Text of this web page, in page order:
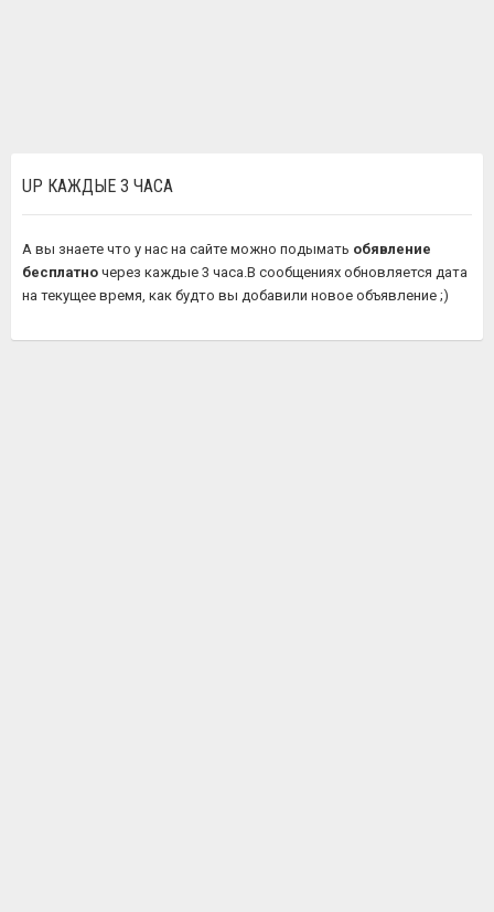
UP КАЖДЫЕ 3 ЧАСА
А вы знаете что у нас на сайте можно подымать обявление
бесплатно через каждые 3 часа.В сообщениях обновляется дата
на текущее время, как будто вы добавили новое объявление ;)